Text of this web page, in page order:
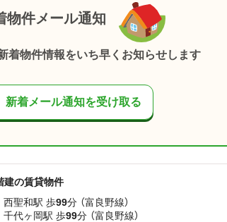
物件メール通知
着物件情報をいち早くお知らせします
新着メール通知を受け取る
建の賃貸物件
西聖和駅 歩99分 （富良野線）
千代ヶ岡駅 歩99分 （富良野線）